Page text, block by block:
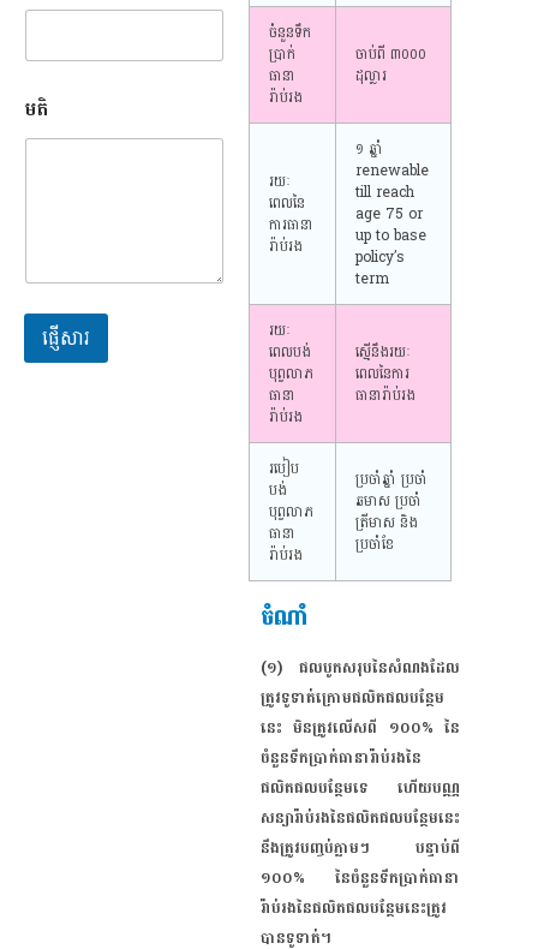
មតិ
ផ្ញើសារ
ចំនួនទឹក
ប្រាក់
ធានា
រ៉ាប់រង
ចាប់ពី ៣០០០
ដុល្លារ
រយៈ
ពេលនៃ
ការធានា
រ៉ាប់រង
១​ ឆ្នាំ
renewable
till reach
age 75 or
up to base
policy’s
term
រយៈ
ពេលបង់
បុព្វលាភ
ធានា
រ៉ាប់រង
ស្មើនឹងរយៈ
ពេលនៃការ
ធានារ៉ាប់រង
របៀប
បង់
បុព្វលាភ
ធានា
រ៉ាប់រង
ប្រចាំឆ្នាំ ប្រចាំ
ឆមាស ប្រចាំ
ត្រីមាស និង
ប្រចាំខែ
ចំណាំ
(១) ផលបូកសរុបនៃសំណងដែល
ត្រូវទូទាត់ក្រោមផលិតផលបន្ថែម
នេះ មិនត្រូវលើសពី ១០០% នៃ
ចំនួនទឹកប្រាក់ធានារ៉ាប់រងនៃ
ផលិតផលបន្ថែមទេ ហើយបណ្ណ
សន្យារ៉ាប់រងនៃផលិតផលបន្ថែមនេះ
នឹងត្រូវបញ្ចប់ភ្លាមៗ បន្ទាប់ពី
១០០% នៃចំនួនទឹកប្រាក់ធានា
រ៉ាប់រងនៃផលិតផលបន្ថែមនេះត្រូវ
បានទូទាត់។